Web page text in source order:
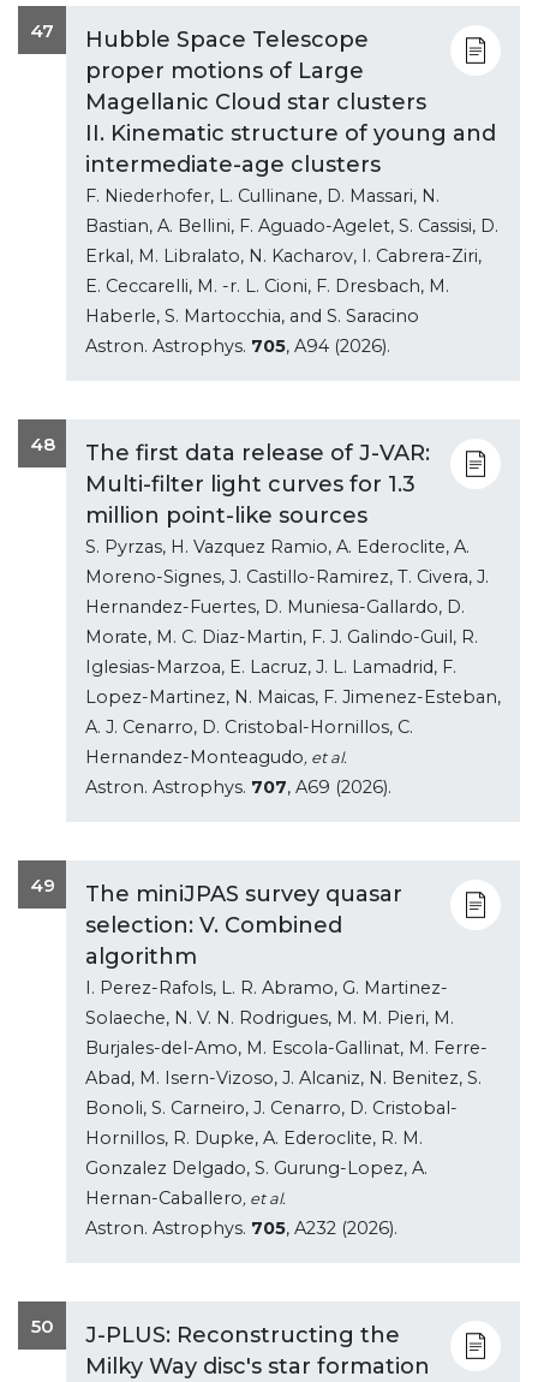
47
Hubble Space Telescope
proper motions of Large
Magellanic Cloud star clusters
II. Kinematic structure of young and
intermediate-age clusters
F. Niederhofer, L. Cullinane, D. Massari, N.
Bastian, A. Bellini, F. Aguado-Agelet, S. Cassisi, D.
Erkal, M. Libralato, N. Kacharov, I. Cabrera-Ziri,
E. Ceccarelli, M. -r. L. Cioni, F. Dresbach, M.
Haberle, S. Martocchia, and S. Saracino
Astron. Astrophys. 705, A94 (2026).
48
The first data release of J-VAR:
Multi-filter light curves for 1.3
million point-like sources
S. Pyrzas, H. Vazquez Ramio, A. Ederoclite, A.
Moreno-Signes, J. Castillo-Ramirez, T. Civera, J.
Hernandez-Fuertes, D. Muniesa-Gallardo, D.
Morate, M. C. Diaz-Martin, F. J. Galindo-Guil, R.
Iglesias-Marzoa, E. Lacruz, J. L. Lamadrid, F.
Lopez-Martinez, N. Maicas, F. Jimenez-Esteban,
A. J. Cenarro, D. Cristobal-Hornillos, C.
Hernandez-Monteagudo, et al.
Astron. Astrophys. 707, A69 (2026).
49
The miniJPAS survey quasar
selection: V. Combined
algorithm
I. Perez-Rafols, L. R. Abramo, G. Martinez-
Solaeche, N. V. N. Rodrigues, M. M. Pieri, M.
Burjales-del-Amo, M. Escola-Gallinat, M. Ferre-
Abad, M. Isern-Vizoso, J. Alcaniz, N. Benitez, S.
Bonoli, S. Carneiro, J. Cenarro, D. Cristobal-
Hornillos, R. Dupke, A. Ederoclite, R. M.
Gonzalez Delgado, S. Gurung-Lopez, A.
Hernan-Caballero, et al.
Astron. Astrophys. 705, A232 (2026).
50
J-PLUS: Reconstructing the
Milky Way disc's star formation